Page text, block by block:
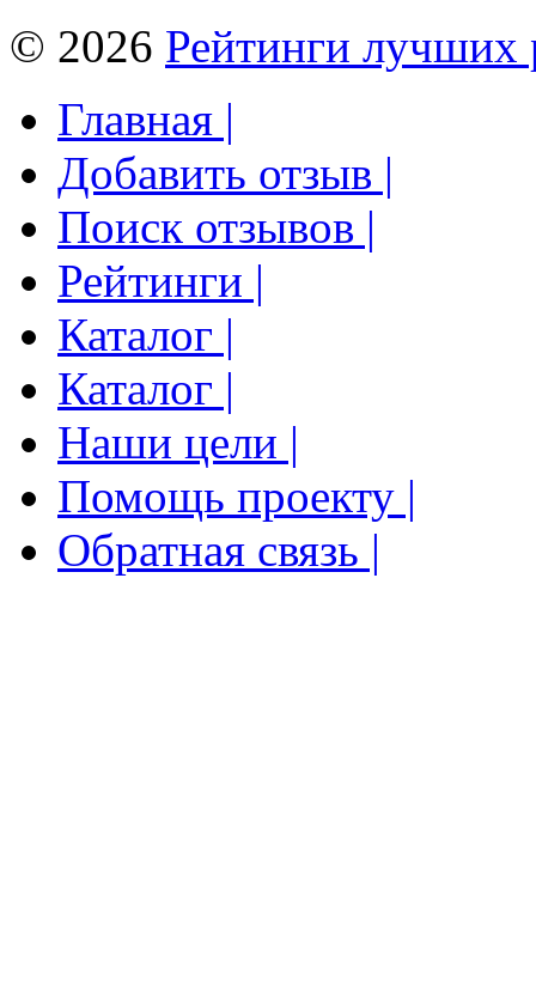
© 2026 Рейтинги лучших
Главная |
Добавить отзыв |
Поиск отзывов |
Рейтинги |
Каталог |
Каталог |
Наши цели |
Помощь проекту |
Обратная связь |